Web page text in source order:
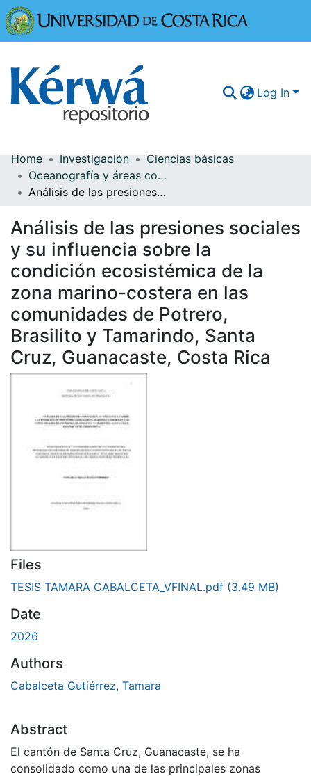
Log In
Communities & Collections
More Information
Browse Kérwá
Statistics
Home Investigación
Ciencias básicas
Oceanografía y áreas costeras
Análisis de las presiones sociales y su influencia sobre la condición ecosistémica de la zona marino-costera en las comunidades de Potrero, Brasilito y Tamarindo, Santa Cruz, Guanacaste, Costa Rica
Análisis de las presiones sociales
y su influencia sobre la
condición ecosistémica de la
zona marino-costera en las
comunidades de Potrero,
Brasilito y Tamarindo, Santa
Cruz, Guanacaste, Costa Rica
Files
TESIS TAMARA CABALCETA_VFINAL.pdf (3.49 MB)
Date
2026
Authors
Cabalceta Gutiérrez, Tamara
Abstract
El cantón de Santa Cruz, Guanacaste, se ha
consolidado como una de las principales zonas